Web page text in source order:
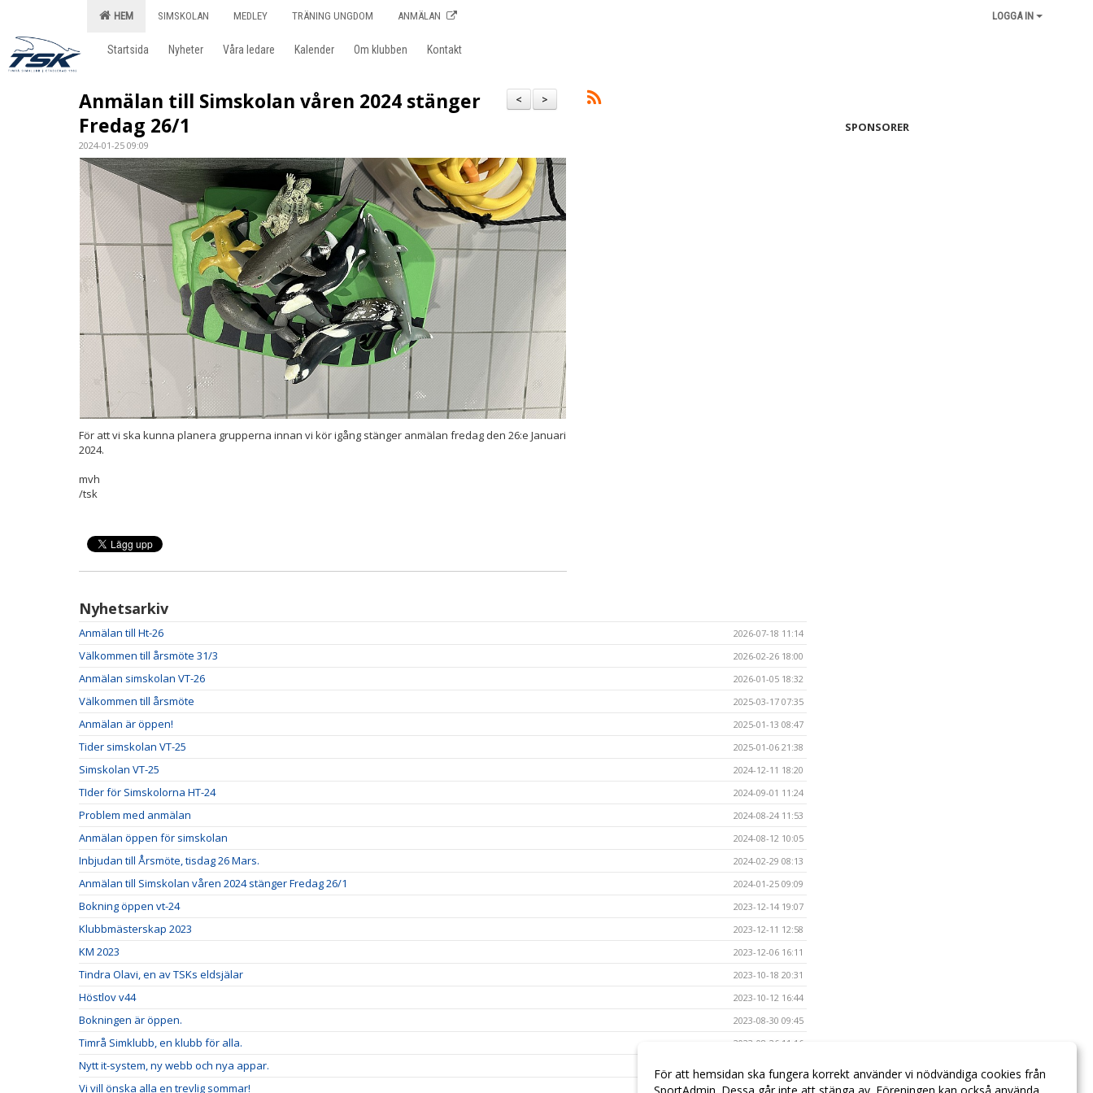
HEM SIMSKOLAN MEDLEY TRÄNING UNGDOM ANMÄLAN LOGGA IN
Startsida Nyheter Våra ledare Kalender Om klubben Kontakt
>
<
Anmälan till Simskolan våren 2024 stänger
Fredag 26/1
2024-01-25 09:09
För att vi ska kunna planera grupperna innan vi kör igång stänger anmälan fredag den 26:e Januari
2024.
mvh
/tsk
Nyhetsarkiv
Anmälan till Ht-26 2026-07-18 11:14
Välkommen till årsmöte 31/3 2026-02-26 18:00
Anmälan simskolan VT-26 2026-01-05 18:32
Välkommen till årsmöte 2025-03-17 07:35
Anmälan är öppen! 2025-01-13 08:47
Tider simskolan VT-25 2025-01-06 21:38
Simskolan VT-25 2024-12-11 18:20
TIder för Simskolorna HT-24 2024-09-01 11:24
Problem med anmälan 2024-08-24 11:53
Anmälan öppen för simskolan 2024-08-12 10:05
Inbjudan till Årsmöte, tisdag 26 Mars. 2024-02-29 08:13
Anmälan till Simskolan våren 2024 stänger Fredag 26/1 2024-01-25 09:09
Bokning öppen vt-24 2023-12-14 19:07
Klubbmästerskap 2023 2023-12-11 12:58
KM 2023 2023-12-06 16:11
Tindra Olavi, en av TSKs eldsjälar 2023-10-18 20:31
Höstlov v44 2023-10-12 16:44
Bokningen är öppen. 2023-08-30 09:45
Timrå Simklubb, en klubb för alla. 2023-08-26 11:16
Nytt it-system, ny webb och nya appar.
Vi vill önska alla en trevlig sommar! 2023-08-04 13:56
SPONSORER
För att hemsidan ska fungera korrekt använder vi nödvändiga cookies från